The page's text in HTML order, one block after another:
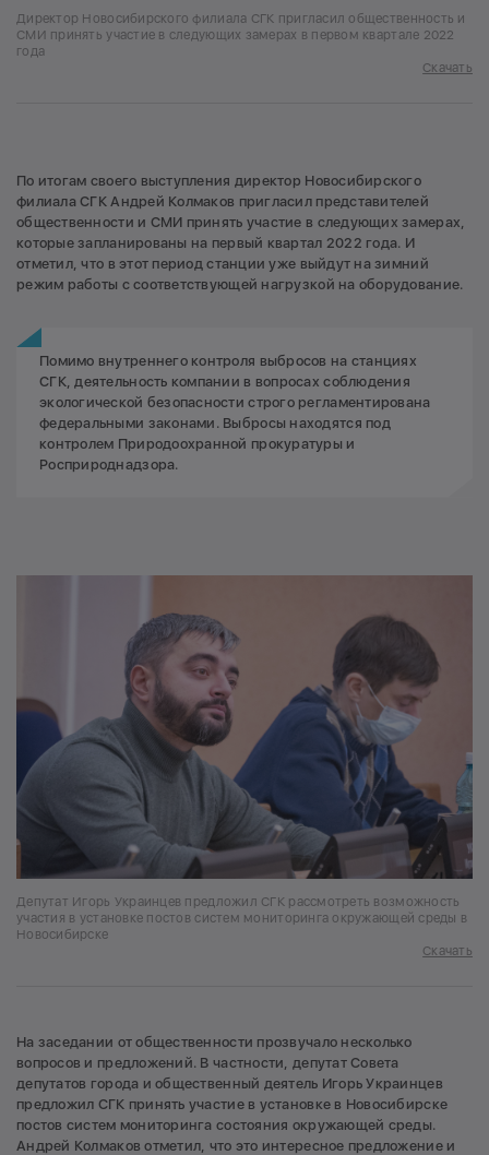
Директор Новосибирского филиала СГК пригласил общественность и
СМИ принять участие в следующих замерах в первом квартале 2022
года
Скачать
По итогам своего выступления директор Новосибирского
филиала СГК Андрей Колмаков пригласил представителей
общественности и СМИ принять участие в следующих замерах,
которые запланированы на первый квартал 2022 года. И
отметил, что в этот период станции уже выйдут на зимний
режим работы с соответствующей нагрузкой на оборудование.
Помимо внутреннего контроля выбросов на станциях
СГК, деятельность компании в вопросах соблюдения
экологической безопасности строго регламентирована
федеральными законами. Выбросы находятся под
контролем Природоохранной прокуратуры и
Росприроднадзора.
Депутат Игорь Украинцев предложил СГК рассмотреть возможность
участия в установке постов систем мониторинга окружающей среды в
Новосибирске
Скачать
На заседании от общественности прозвучало несколько
вопросов и предложений. В частности, депутат Совета
депутатов города и общественный деятель Игорь Украинцев
предложил СГК принять участие в установке в Новосибирске
постов систем мониторинга состояния окружающей среды.
Андрей Колмаков отметил, что это интересное предложение и